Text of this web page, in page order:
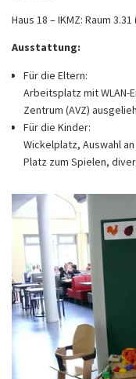
Haus 18 – IKMZ: Raum
Ausstattung:
Für die Eltern:
Arbeitsplatz mit WLAN-
Zentrum (AVZ)
Für die Kinder:
Wickelplatz, Auswahl
Platz zum Spielen,